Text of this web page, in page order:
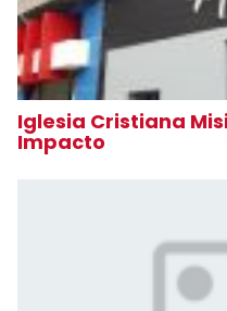
Iglesia Cristiana
Impacto